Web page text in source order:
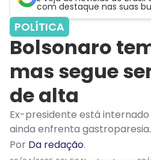
com destaque nas suas
POLÍTICA
Bolsonaro
mas segue
de alta
Ex-presidente está internado
ainda enfrenta gastroparesia.
Por Da redação.